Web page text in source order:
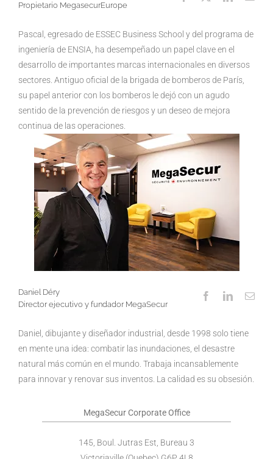
Propietario MegasecurEurope
Pascal, egresado de ESSEC Business School y del programa de
ingeniería de ENSIA, ha desempeñado un papel clave en el
desarrollo de importantes marcas internacionales en diversos
sectores. Antiguo oficial de la brigada de bomberos de París,
su papel anterior con los bomberos le dejó con un agudo
sentido de la prevención de riesgos y un deseo de mejora
continua de las operaciones.
Daniel Déry
Director ejecutivo y fundador MegaSecur
Daniel, dibujante y diseñador industrial, desde 1998 solo tiene
en mente una idea: combatir las inundaciones, el desastre
natural más común en el mundo. Trabaja incansablemente
para innovar y renovar sus inventos. La calidad es su obsesión.
MegaSecur Corporate Office
145, Boul. Jutras Est, Bureau 3